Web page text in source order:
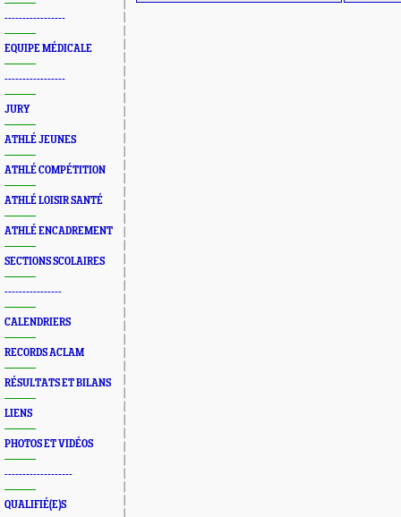
-----------------
EQUIPE MÉDICALE
-----------------
JURY
ATHLÉ JEUNES
ATHLÉ COMPÉTITION
ATHLÉ LOISIR SANTÉ
ATHLÉ ENCADREMENT
SECTIONS SCOLAIRES
----------------
CALENDRIERS
RECORDS ACLAM
RÉSULTATS ET BILANS
LIENS
PHOTOS ET VIDÉOS
-------------------
QUALIFIÉ(E)S